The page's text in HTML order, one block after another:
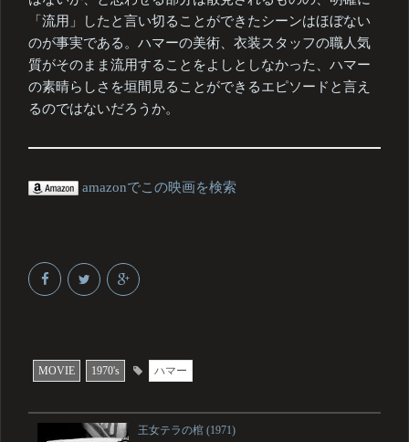
「流用」したと言い切ることができたシーンはほぼない
のが事実である。ハマーの美術、衣装スタッフの職人気
質がそのまま流用することをよしとしなかった、ハマー
の素晴らしさを垣間見ることができるエピソードと言え
るのではないだろうか。
amazonでこの映画を検索
MOVIE 1970's ハマー
王女テラの棺 (1971)